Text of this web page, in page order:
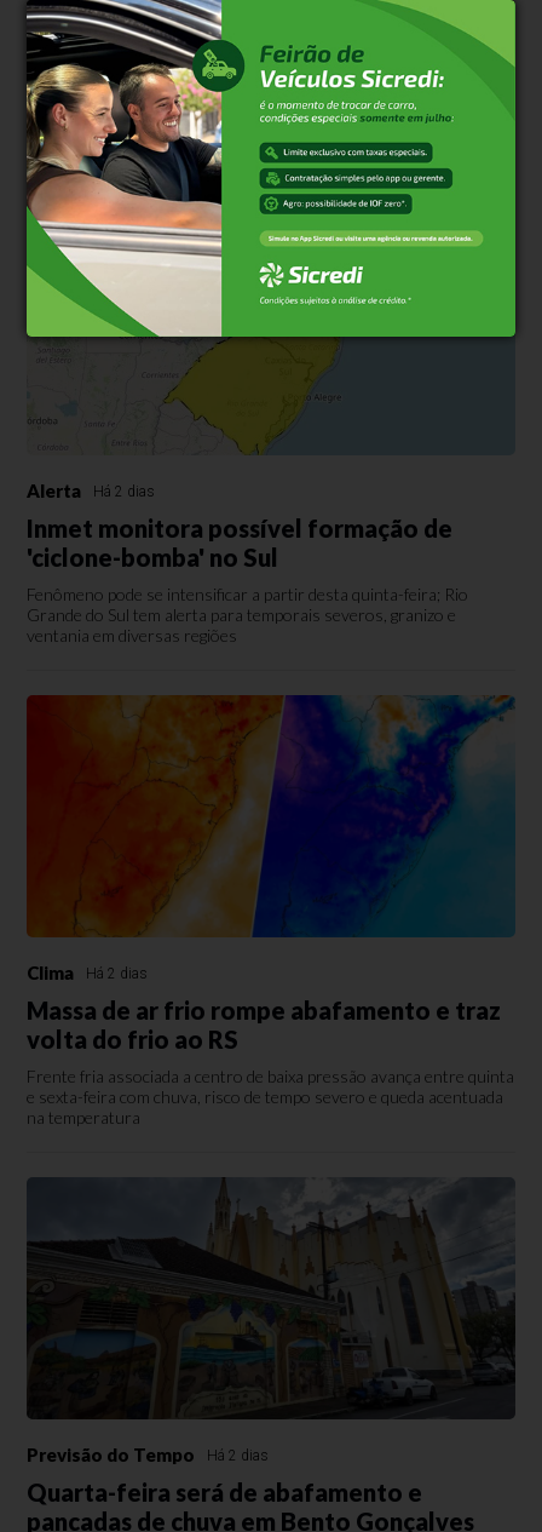
Previsão do Tempo Há 1 dia
Ciclone-bomba se aproxima do RS e
ameaça provocar tempestades
Frente fria associada ao fenômeno avança pelo Estado a partir
desta quinta-feira (6); Bento Gonçalves deve registrar rajadas de
vento de até 61 km/h e chuva à noite
Alerta Há 2 dias
Inmet monitora possível formação de
'ciclone-bomba' no Sul
Fenômeno pode se intensificar a partir desta quinta-feira; Rio
Grande do Sul tem alerta para temporais severos, granizo e
ventania em diversas regiões
Clima Há 2 dias
Massa de ar frio rompe abafamento e traz
volta do frio ao RS
Frente fria associada a centro de baixa pressão avança entre quinta
e sexta-feira com chuva, risco de tempo severo e queda acentuada
na temperatura
Previsão do Tempo Há 2 dias
Quarta-feira será de abafamento e
pancadas de chuva em Bento Gonçalves